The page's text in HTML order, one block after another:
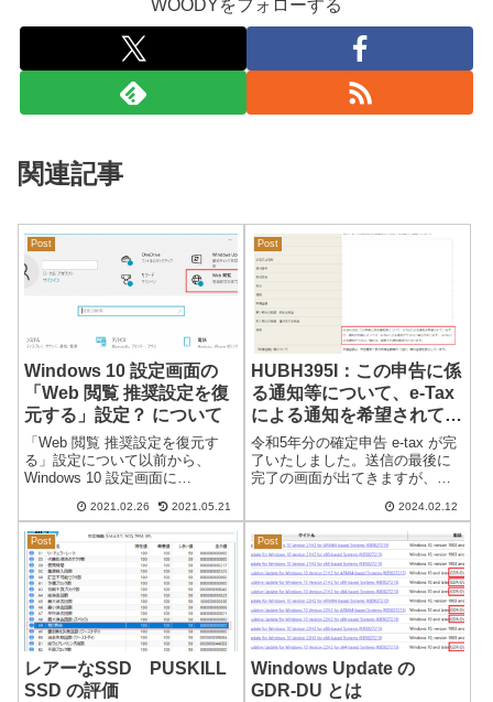
WOODYをフォローする
関連記事
Post
Windows 10 設定画面の
「Web 閲覧 推奨設定を復
元する」設定？ について
「Web 閲覧 推奨設定を復元す
る」設定について以前から、
Windows 10 設定画面に
できるようになります」が表示
されるようになり、設定を完了
しても、何度も繰り返し表示さ
れ煩わしく感じていました…
Wi...
2021.02.26 2021.05.21
Post
HUBH395I：この申告に係
る通知等について、e-Tax
による通知を希望されてい
ますが、…
令和5年分の確定申告 e-tax が完
了いたしました。送信の最後に
完了の画面が出てきますが、備
があり、調べても良く分かりま
せんでした。■最後の画面 ↓送信
結果の内容正常に送信が完了し
ました。送信結果の内容...
2024.02.12
Post
レアーなSSD PUSKILL
SSD の評価
Post
Windows Update の
GDR-DU とは